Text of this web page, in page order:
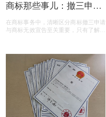
商标那些事儿：撤三申请
在商标事务中，清晰区分商标撤三申请
与商标无效宣告至关重要，只有了解它
上内容能帮助大家更好地理解这两个概
念，从而在商标相关事务中避免不必要
的损失和麻烦。